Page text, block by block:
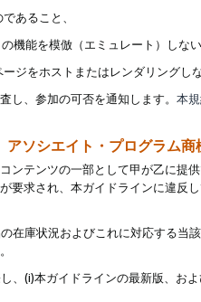
あること、
機能を模倣（エミュレート）しな
ジをホストまたはレンダリングし
し、参加の可否を通知します。 本
アソシエイト・プログラム
ンテンツの一部として甲が乙に提
要求され、本ガイドラインに違反
在庫状況およびこれに対応する
、(i)本ガイドラインの最新版、お